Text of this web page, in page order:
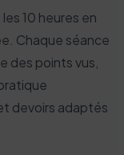
10 heures en
Chaque séance
des points vus,
devoirs adaptés